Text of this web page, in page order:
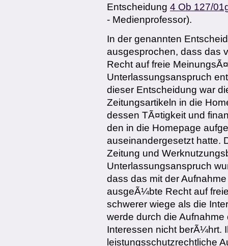
Entscheidung 4 Ob 127/
- Medienprofessor).
In der genannten
ausgesprochen, dass das
Recht auf freie
Unterlassungsanspruch
dieser Entscheidung war
Zeitungsartikeln in die
dessen TÃ¤tigkeit und
den in die Homepage
auseinandergesetzt hatte.
Zeitung und
Unterlassungsanspruch
dass das mit der
ausgeÃ¼bte Recht auf
schwerer wiege als die
werde durch die
Interessen nicht berÃ¼hrt.
leistungsschutzrechtliche